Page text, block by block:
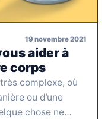
19 novembre 2021
aider à
corps
complexe, où
ou d’une
chose ne…